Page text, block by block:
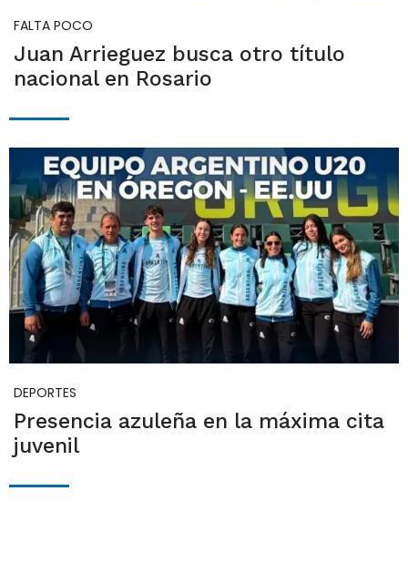
FALTA POCO
Juan Arrieguez busca otro título
nacional en Rosario
DEPORTES
Presencia azuleña en la máxima cita
juvenil